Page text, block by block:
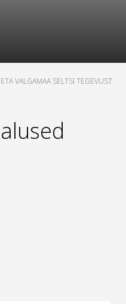
VALGAMAA SELTSI TEGEVUST